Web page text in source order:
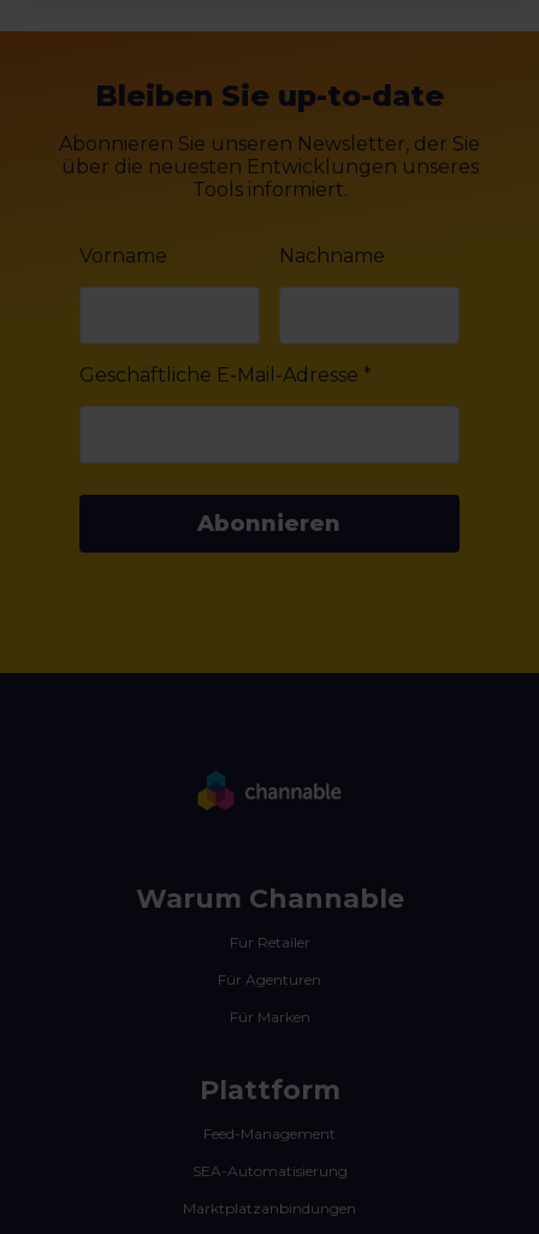
Bleiben Sie up-to-date
Abonnieren Sie unseren Newsletter, der Sie
über die neuesten Entwicklungen unseres
Tools informiert.
Vorname Nachname
Geschäftliche E-Mail-Adresse *
Abonnieren
Warum Channable
Für Retailer
Für Agenturen
Für Marken
Plattform
Feed-Management
SEA-Automatisierung
Marktplatzanbindungen